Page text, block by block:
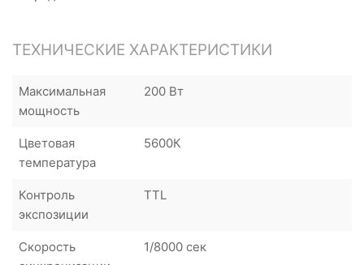
ТЕХНИЧЕСКИЕ ХАРАКТЕРИСТИКИ
Максимальная
мощность
200 Вт
Цветовая
температура
5600К
Контроль
экспозиции
TTL
Скорость
1/8000 сек